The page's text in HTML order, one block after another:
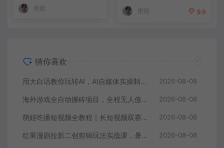
9.9
猜你喜欢
用大白话教你玩转AI，AI自媒体实操制作变现，0基础也能上手，从内容到变现 2026-08-08
海外游戏全自动搬砖项目，全程无人值守自动运行，不用熬夜盯盘，轻松实现日入1k【揭秘】 2026-08-08
萌娃吃播短视频全教程｜长短视频双赛道实操，图文+视频零基础保姆式教学，伙伴计划-收徒-商单等多种变现方式 2026-08-08
红果漫剧拉新二创剪辑玩法实战课，暑假躺賺新风口，单个新用户佣金7米，日入4位数（更新0808） 2026-08-08